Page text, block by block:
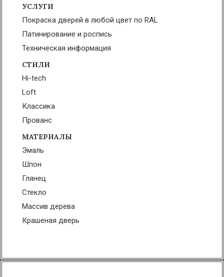
УСЛУГИ
Покраска дверей в любой цвет по RAL
Патинирование и роспись
Техническая информация
СТИЛИ
Hi-tech
Loft
Классика
Прованс
МАТЕРИАЛЫ
Эмаль
Шпон
Глянец
Стекло
Массив дерева
Крашеная дверь